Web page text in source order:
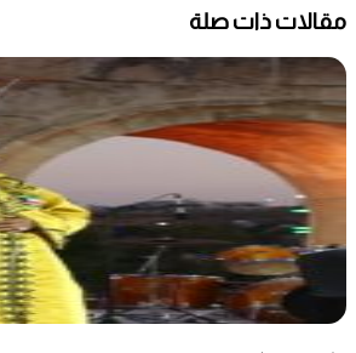
مقالات ذات صلة